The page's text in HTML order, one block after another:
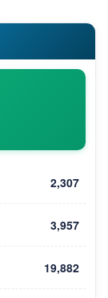
2,307
3,957
19,882